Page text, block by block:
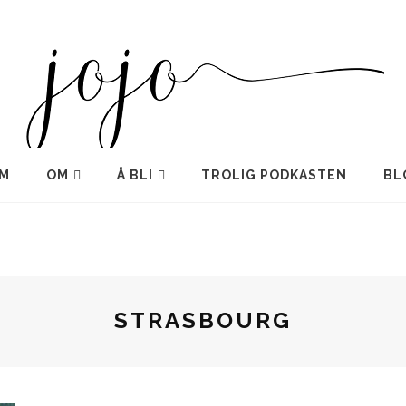
OM Å BLI TROLIG PODKASTEN
STRASBOURG